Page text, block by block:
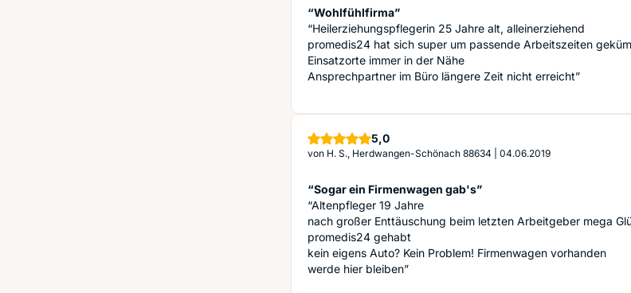
“Wohlfühlfirma”
“Heilerziehungspflegerin 25 Jahre alt, alleinerziehend
promedis24 hat sich super um passende Arbeitszeiten
Einsatzorte immer in der Nähe
Ansprechpartner im Büro längere Zeit nicht erreicht”
5,0Sterne
von H. S., Herdwangen-Schönach 88634 04.06.2019
“Sogar ein Firmenwagen gab's”
“Altenpfleger 19 Jahre
nach großer Enttäuschung beim letzten Arbeitgeber mega
promedis24 gehabt
kein eigens Auto? Kein Problem! Firmenwagen vorhanden
werde hier bleiben”